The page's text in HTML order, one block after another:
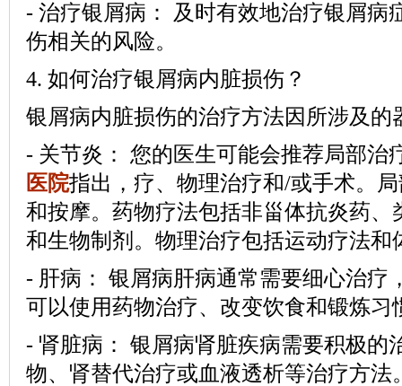
- 治疗银屑病： 及时有效地治疗银屑病
伤相关的风险。
4. 如何治疗银屑病内脏损伤？
银屑病内脏损伤的治疗方法因所涉及的
- 关节炎： 您的医生可能会推荐局部治
医院指出，疗、物理治疗和/或手术。
和按摩。药物疗法包括非甾体抗炎药、
和生物制剂。物理治疗包括运动疗法和
- 肝病： 银屑病肝病通常需要细心治疗
可以使用药物治疗、改变饮食和锻炼习
- 肾脏病： 银屑病肾脏疾病需要积极的
物、肾替代治疗或血液透析等治疗方法